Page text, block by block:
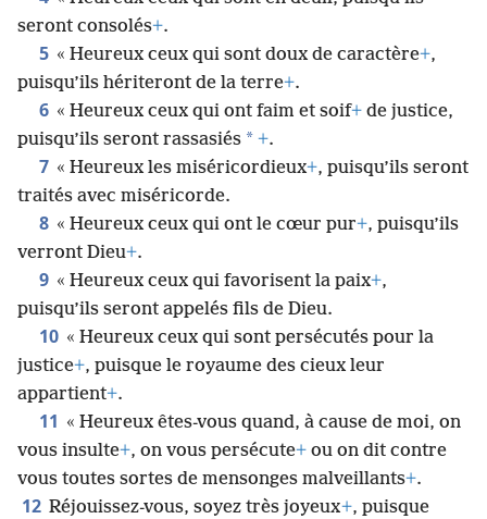
seront consolés+.
5 « Heureux ceux qui sont doux de caractère+,
puisqu’ils hériteront de la terre+.
6 « Heureux ceux qui ont faim et soif+ de justice,
puisqu’ils seront rassasiés * +.
7 « Heureux les miséricordieux+, puisqu’ils seront
traités avec miséricorde.
8 « Heureux ceux qui ont le cœur pur+, puisqu’ils
verront Dieu+.
9 « Heureux ceux qui favorisent la paix+,
puisqu’ils seront appelés fils de Dieu.
10 « Heureux ceux qui sont persécutés pour la
justice+, puisque le royaume des cieux leur
appartient+.
11 « Heureux êtes-vous quand, à cause de moi, on
vous insulte+, on vous persécute+ ou on dit contre
vous toutes sortes de mensonges malveillants+.
12 Réjouissez-vous, soyez très joyeux+, puisque